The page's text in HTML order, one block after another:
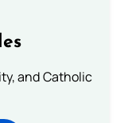
and Catholic